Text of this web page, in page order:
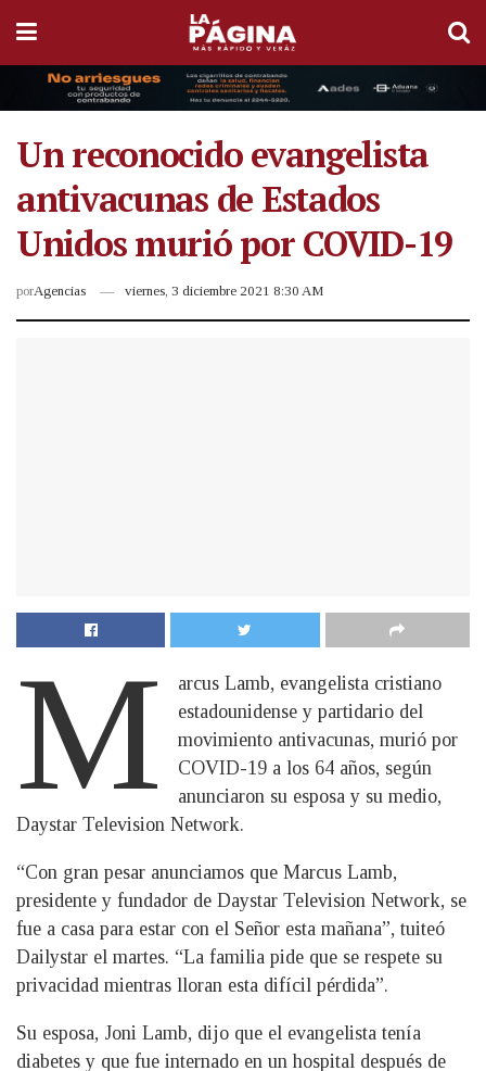
Un reconocido evangelista
antivacunas de Estados
Unidos murió por COVID-19
porAgencias viernes, 3 diciembre 2021 8:30 AM
M
arcus Lamb, evangelista cristiano
estadounidense y partidario del
movimiento antivacunas, murió por
COVID-19 a los 64 años, según
anunciaron su esposa y su medio,
Daystar Television Network.
“Con gran pesar anunciamos que Marcus Lamb,
presidente y fundador de Daystar Television Network, se
fue a casa para estar con el Señor esta mañana”, tuiteó
Dailystar el martes. “La familia pide que se respete su
privacidad mientras lloran esta difícil pérdida”.
Su esposa, Joni Lamb, dijo que el evangelista tenía
diabetes y que fue internado en un hospital después de